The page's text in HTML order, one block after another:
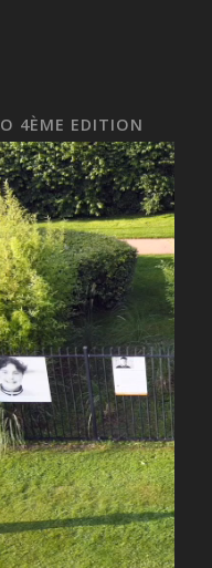
4ÈME EDITION